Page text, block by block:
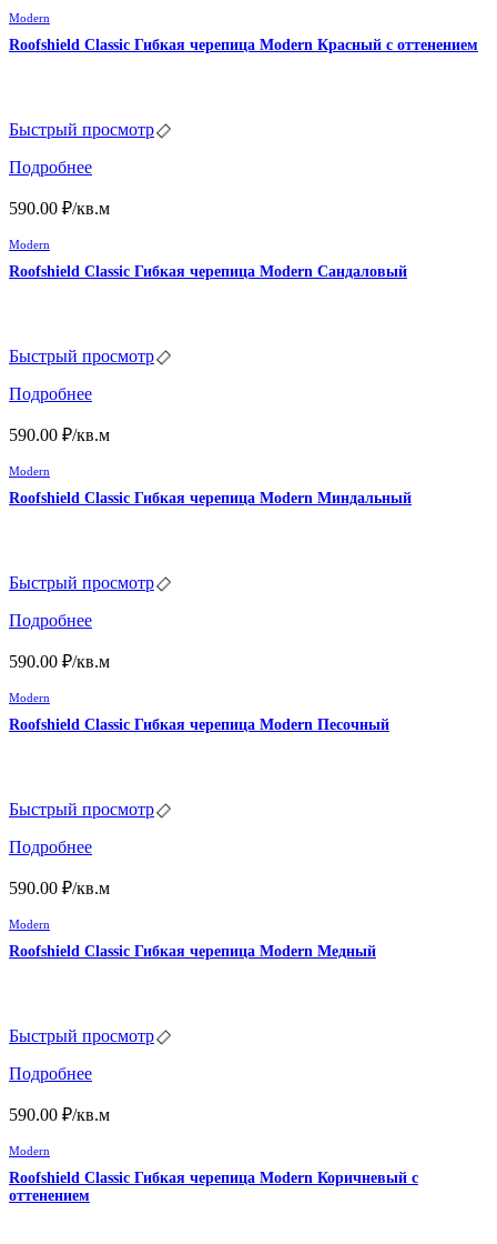
Modern
Roofshield Classic Гибкая черепица Modern Красный с оттенением
Быстрый просмотр
Подробнее
590.00 ₽/кв.м
Modern
Roofshield Classic Гибкая черепица Modern Сандаловый
Быстрый просмотр
Подробнее
590.00 ₽/кв.м
Modern
Roofshield Classic Гибкая черепица Modern Миндальный
Быстрый просмотр
Подробнее
590.00 ₽/кв.м
Modern
Roofshield Classic Гибкая черепица Modern Песочный
Быстрый просмотр
Подробнее
590.00 ₽/кв.м
Modern
Roofshield Classic Гибкая черепица Modern Медный
Быстрый просмотр
Подробнее
590.00 ₽/кв.м
Modern
Roofshield Classic Гибкая черепица Modern Коричневый с
оттенением